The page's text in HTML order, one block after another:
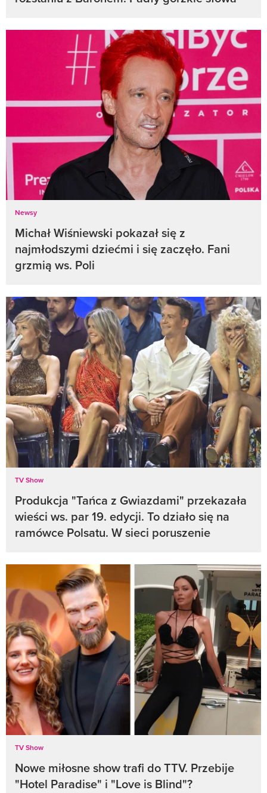
Newsy
Michał Wiśniewski pokazał się z
najmłodszymi dziećmi i się zaczęło. Fani
grzmią ws. Poli
TV Show
Produkcja "Tańca z Gwiazdami" przekazała
wieści ws. par 19. edycji. To działo się na
ramówce Polsatu. W sieci poruszenie
TV Show
Nowe miłosne show trafi do TTV. Przebije
"Hotel Paradise" i "Love is Blind"?